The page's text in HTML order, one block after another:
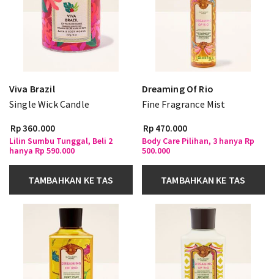
Viva Brazil
Single Wick Candle
Rp 360.000
Lilin Sumbu Tunggal, Beli 2
hanya Rp 590.000
TAMBAHKAN KE TAS
Dreaming Of Rio
Fine Fragrance Mist
Rp 470.000
Body Care Pilihan, 3 hanya Rp
500.000
TAMBAHKAN KE TAS